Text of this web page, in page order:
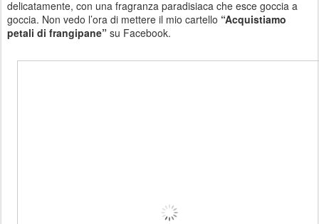
delicatamente, con una fragranza paradisiaca che esce goccia a
goccia. Non vedo l’ora di mettere il mio cartello “Acquistiamo
petali di frangipane” su Facebook.